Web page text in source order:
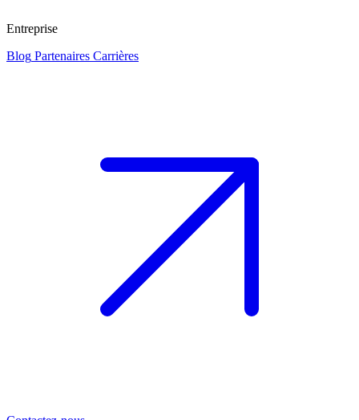
Entreprise
Blog Partenaires Carrières